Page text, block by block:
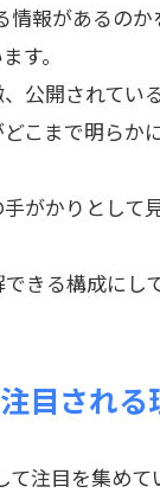
情報があるのか
す。
公開されてい
こまで明らか
がかりとして
きる構成にし
目される
て注目を集めて